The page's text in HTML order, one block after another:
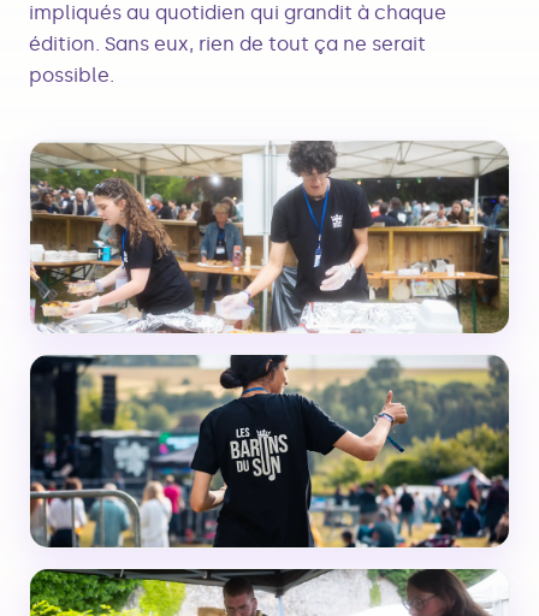
impliqués au quotidien qui grandit à chaque
édition. Sans eux, rien de tout ça ne serait
possible.